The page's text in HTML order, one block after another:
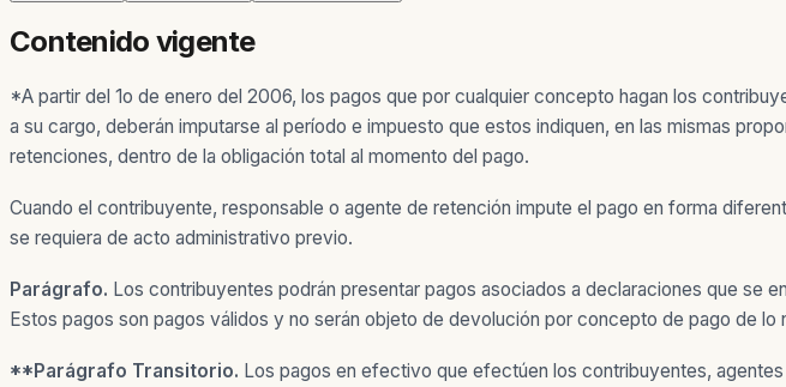
Contenido vigente
*A partir del 1o de enero del 2006, los pagos que por cualquier concepto hagan los
a su cargo, deberán imputarse al período e impuesto que estos indiquen, en las mismas
retenciones, dentro de la obligación total al momento del pago.
Cuando el contribuyente, responsable o agente de retención impute el pago en forma
se requiera de acto administrativo previo.
Parágrafo. Los contribuyentes podrán presentar pagos asociados a declaraciones que se
Estos pagos son pagos válidos y no serán objeto de devolución por concepto de pago de
**Parágrafo Transitorio. Los pagos en efectivo que efectúen los contribuyentes,